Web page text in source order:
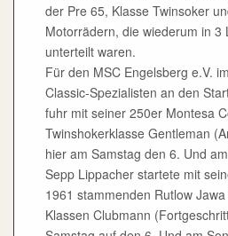
der Pre 65, Klasse Twinsoker
Motorrädern, die wiederum in 3
unterteilt waren.
Für den MSC Engelsberg e.V.
Classic-Spezialisten an den
fuhr mit seiner 250er Montesa
Twinshokerklasse Gentleman
hier am Samstag den 6. Und
Sepp Lippacher startete mit
1961 stammenden Rutlow
Klassen Clubmann